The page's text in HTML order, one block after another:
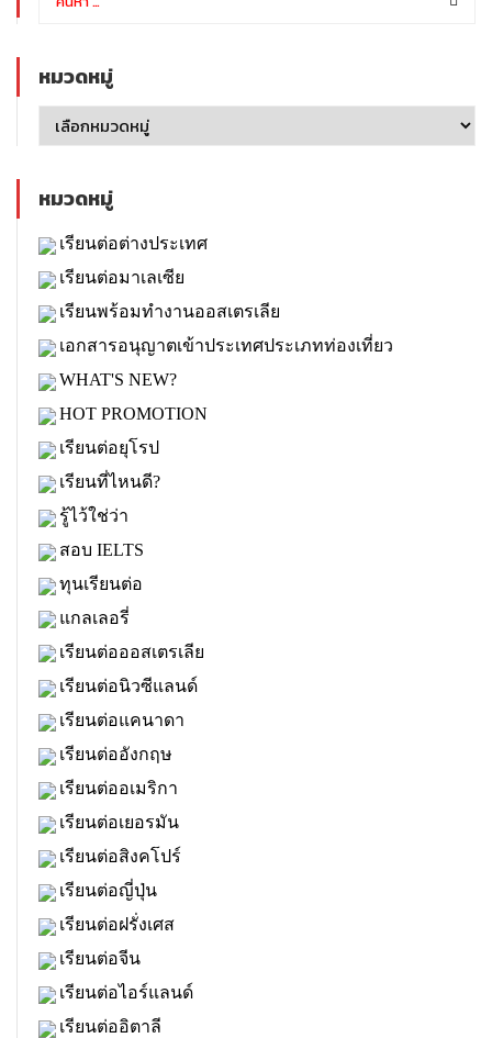
หมวดหมู่
หมวดหมู่
เรียนต่อต่างประเทศ
เรียนต่อมาเลเซีย
เรียนพร้อมทำงานออสเตรเลีย
เอกสารอนุญาตเข้าประเทศประเภทท่องเที่ยว
WHAT'S NEW?
HOT PROMOTION
เรียนต่อยุโรป
เรียนที่ไหนดี?
รู้ไว้ใช่ว่า
สอบ IELTS
ทุนเรียนต่อ
แกลเลอรี่
เรียนต่อออสเตรเลีย
เรียนต่อนิวซีแลนด์
เรียนต่อแคนาดา
เรียนต่ออังกฤษ
เรียนต่ออเมริกา
เรียนต่อเยอรมัน
เรียนต่อสิงคโปร์
เรียนต่อญี่ปุ่น
เรียนต่อฝรั่งเศส
เรียนต่อจีน
เรียนต่อไอร์แลนด์
เรียนต่ออิตาลี